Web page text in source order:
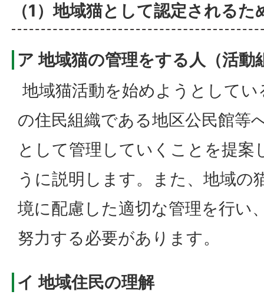
（1）地域猫として認定されるた
ア 地域猫の管理をする人（活動
地域猫活動を始めようとして
の住民組織である地区公民館等
として管理していくことを提案
うに説明します。また、地域の
境に配慮した適切な管理を行い
努力する必要があります。
イ 地域住民の理解